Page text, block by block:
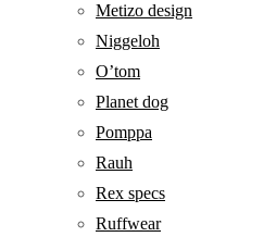
Metizo design
Niggeloh
O’tom
Planet dog
Pomppa
Rauh
Rex specs
Ruffwear